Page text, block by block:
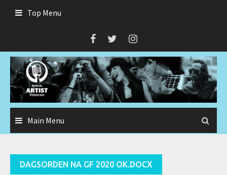
Top Menu
Main Menu
DAGSORDEN NA GF 2020 OK.DOCX